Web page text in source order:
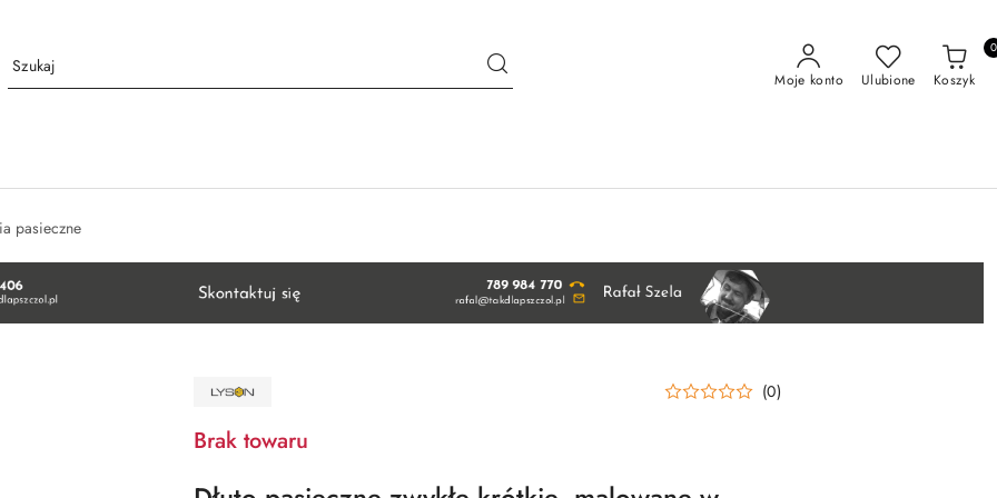
Moje konto Ulubione Koszyk
0
pasieczne
NAZWA
PRODUCENTA: (0)
Brak towaru